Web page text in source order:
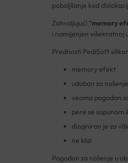
poboljšanje kod
Zahvaljujući “memory
i namijenjen višekratnoj
Prednosti PediSoft
memory efekt
udoban za
veoma pogodan
pere se sapunom
dizajniran je za
ne klizi
Pogodan za nošenje u